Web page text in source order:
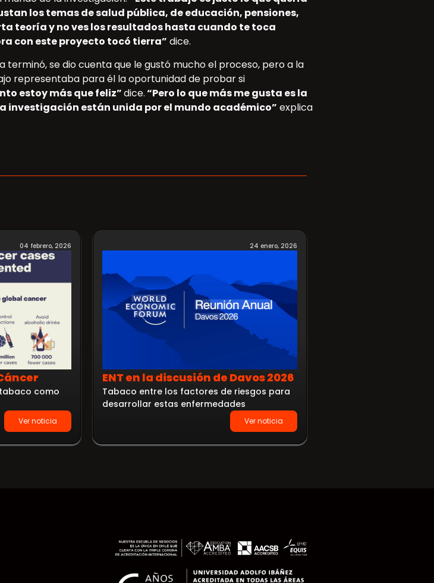
los temas de salud pública, de educación, pensiones,
teoría y no ves los resultados hasta cuando te toca
con este proyecto tocó tierra” dice.
terminó, se dio cuenta que le gustó mucho el proceso, pero a la
representaba para él la oportunidad de probar si
estoy más que feliz”dice.“Pero lo que más me gusta es la
investigación están unida por el mundo académico” explica
04 febrero, 2026
como
Ver noticia
24 enero, 2026
ENT en la discusión de Davos 2026
Tabaco entre los factores de riesgos para
desarrollar estas enfermedades
Ver noticia